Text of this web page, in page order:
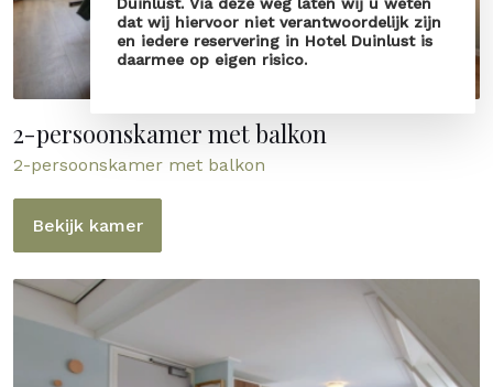
dat wij hiervoor niet verantwoordelijk zijn
en iedere reservering in Hotel Duinlust is
daarmee op eigen risico.
2-persoonskamer met balkon
2-persoonskamer met balkon
Bekijk kamer